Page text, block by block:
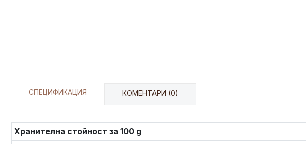
СПЕЦИФИКАЦИЯ КОМЕНТАРИ (0)
Хранителна стойност за 100 g